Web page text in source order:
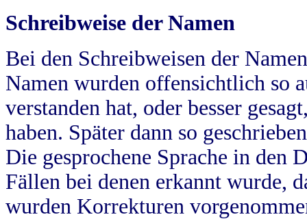
Schreibweise der Namen
Bei den Schreibweisen der
Namen wurden offensichtlich so
verstanden hat, oder besser
haben. Später dann so
Die gesprochene Sprache in
Fällen bei denen erkannt wurde,
wurden Korrekturen